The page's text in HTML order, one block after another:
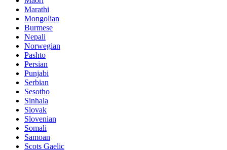
Marathi
Mongolian
Burmese
Nepali
Norwegian
Pashto
Persian
Punjabi
Serbian
Sesotho
Sinhala
Slovak
Slovenian
Somali
Samoan
Scots Gaelic